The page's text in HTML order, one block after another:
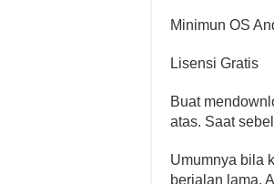
Minimun OS
Lisensi Gratis
Buat
atas. Saat
Umumnya bila
berjalan lama.